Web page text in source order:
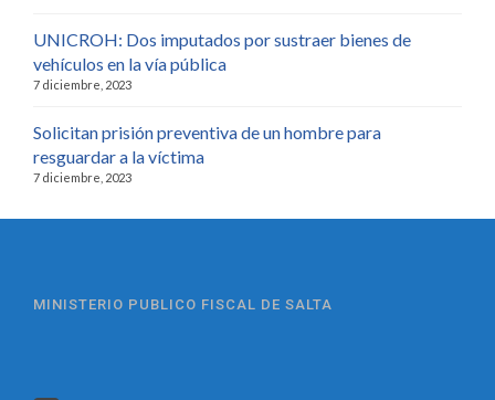
UNICROH: Dos imputados por sustraer bienes de
vehículos en la vía pública
7 diciembre, 2023
Solicitan prisión preventiva de un hombre para
resguardar a la víctima
7 diciembre, 2023
MINISTERIO PUBLICO FISCAL DE SALTA